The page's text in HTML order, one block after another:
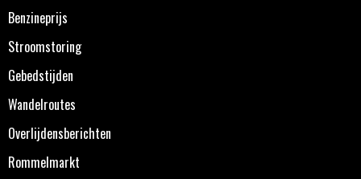
Benzineprijs
Stroomstoring
Gebedstijden
Wandelroutes
Overlijdensberichten
Rommelmarkt